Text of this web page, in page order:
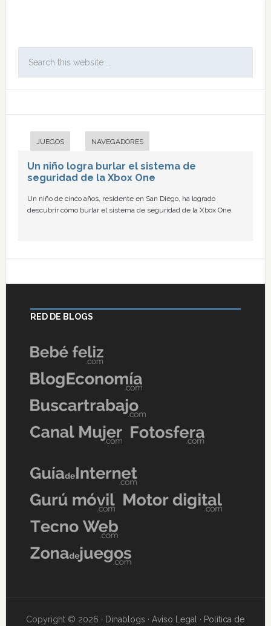
JUEGOS NAVEGADORES
Un niño logra burlar el sistema de
seguridad de la Xbox One
Un niño de cinco años, residente en San Diego, ha logrado
descubrir cómo burlar el sistema de seguridad de la Xbox One.
RED DE BLOGS
Copyright © 2026 · Dinablogs ·Aviso Legal · Política de